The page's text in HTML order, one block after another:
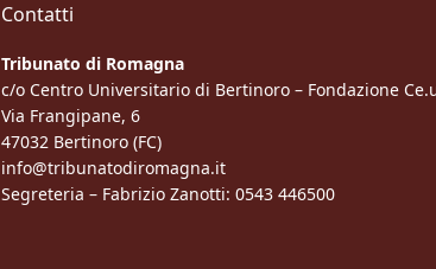
Contatti
Tribunato di Romagna
c/o Centro Universitario di Bertinoro – Fondazione
Via Frangipane, 6
47032 Bertinoro (FC)
info@tribunatodiromagna.it
Segreteria – Fabrizio Zanotti: 0543 446500